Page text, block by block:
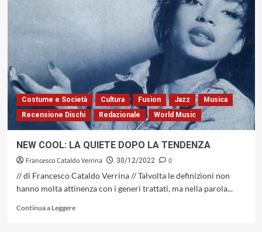
Fresu
5et
con
Verde,
Giallo
e
Blue»
2005
(Blue
Note
Costume e Società Cultura Fusion Jazz
Musica
Recensione Dischi
Redazionale World Music
NEW COOL: LA QUIETE DOPO LA TENDENZA
Francesco Cataldo Verrina 30/12/2022
0
// di Francesco Cataldo Verrina // Talvolta le definizioni non
hanno molta attinenza con i generi trattati, ma nella parola...
Continua a LeggereLeggi